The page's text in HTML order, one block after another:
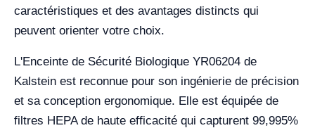
caractéristiques et des avantages distincts qui
peuvent orienter votre choix.
L'Enceinte de Sécurité Biologique YR06204 de
Kalstein est reconnue pour son ingénierie de précision
et sa conception ergonomique. Elle est équipée de
filtres HEPA de haute efficacité qui capturent 99,995%